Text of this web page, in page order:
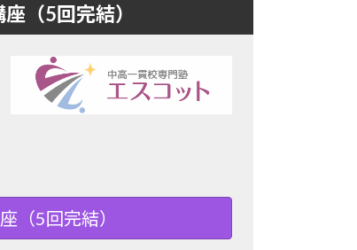
（5回完結）
（5回完結）